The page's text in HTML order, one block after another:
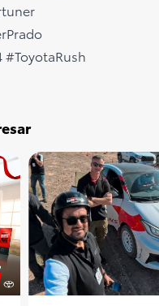
#ToyotaRush